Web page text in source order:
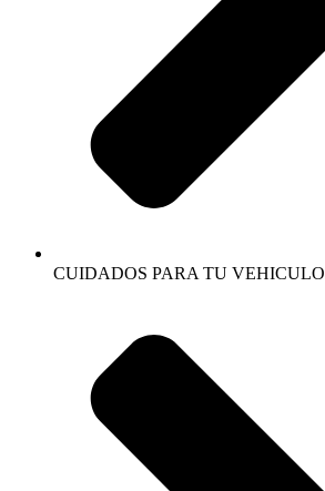
CUIDADOS PARA TU VEHICULO